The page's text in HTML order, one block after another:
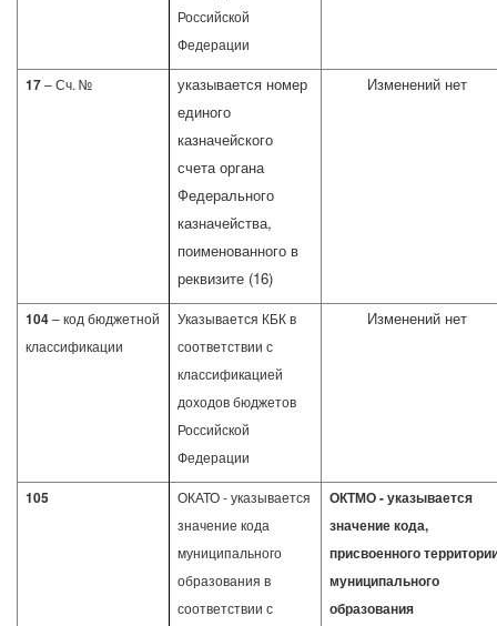
Российской
Федерации
17– Сч. №
указывается номер
единого
казначейского
счета органа
Федерального
казначейства,
поименованного в
реквизите (16)
Изменений нет
104– код бюджетной
классификации
Указывается КБК в
соответствии с
классификацией
доходов бюджетов
Российской
Федерации
Изменений нет
105
ОКАТО - указывается
значение кода
муниципального
образования в
соответствии с
ОКТМО - указывается
значение кода,
присвоенного
муниципального
образования